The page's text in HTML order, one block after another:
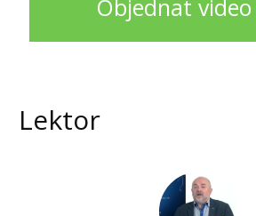
Objednat
Lektor